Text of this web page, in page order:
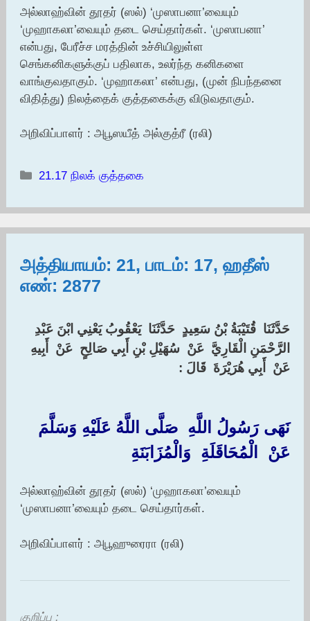
அல்லாஹ்வின் தூதர் (ஸல்) ‘முஸாபனா’வையும்
‘முஹாகலா’வையும் தடை செய்தார்கள். ‘முஸாபனா’
என்பது, பேரீச்ச மரத்தின் உச்சியிலுள்ள
செங்கனிகளுக்குப் பதிலாக, உலர்ந்த கனிகளை
வாங்குவதாகும். ‘முஹாகலா’ என்பது, (முன் நிபந்தனை
விதித்து) நிலத்தைக் குத்தகைக்கு விடுவதாகும்.
அறிவிப்பாளர் : அபூஸயீத் அல்குத்ரீ (ரலி)
Categories
21.17 நிலக் குத்தகை
அத்தியாயம்: 21, பாடம்: 17, ஹதீஸ்
எண்: 2877
‏حَدَّثَنَا ‏ ‏قُتَيْبَةُ بْنُ سَعِيدٍ ‏ ‏حَدَّثَنَا ‏ ‏يَعْقُوبُ يَعْنِي ابْنَ عَبْدِ
الرَّحْمَنِ الْقَارِيَّ ‏ ‏عَنْ ‏ ‏سُهَيْلِ بْنِ أَبِي صَالِحٍ ‏ ‏عَنْ ‏ ‏أَبِيهِ ‏
‏عَنْ ‏ ‏أَبِي هُرَيْرَةَ ‏ ‏قَالَ : ‏
نَهَى رَسُولُ اللَّهِ ‏ ‏صَلَّى اللَّهُ عَلَيْهِ وَسَلَّمَ ‏
‏عَنْ ‏ ‏الْمُحَاقَلَةِ ‏ ‏وَالْمُزَابَنَةِ
அல்லாஹ்வின் தூதர் (ஸல்) ‘முஹாகலா’வையும்
‘முஸாபனா’வையும் தடை செய்தார்கள்.
அறிவிப்பாளர் : அபூஹுரைரா (ரலி)
குறிப்பு :